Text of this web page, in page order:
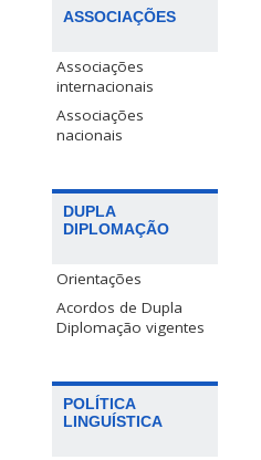
ASSOCIAÇÕES
Associações
internacionais
Associações
nacionais
DUPLA
DIPLOMAÇÃO
Orientações
Acordos de Dupla
Diplomação vigentes
POLÍTICA
LINGUÍSTICA